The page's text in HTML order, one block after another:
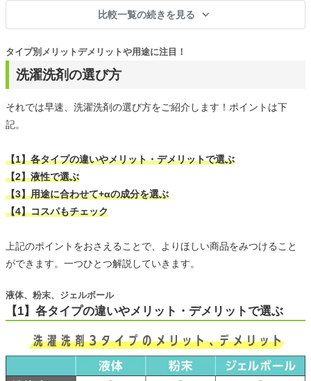
比較一覧の続きを見る
洗濯洗剤の選び方
タイプ別メリットデメリットや用途に注目！
それでは早速、洗濯洗剤の選び方をご紹介します！ポイントは下
記。
【1】各タイプの違いやメリット・デメリットで選ぶ
【2】液性で選ぶ
【3】用途に合わせて+αの成分を選ぶ
【4】コスパもチェック
上記のポイントをおさえることで、よりほしい商品をみつけること
ができます。一つひとつ解説していきます。
【1】各タイプの違いやメリット・デメリットで選ぶ
液体、粉末、ジェルボール